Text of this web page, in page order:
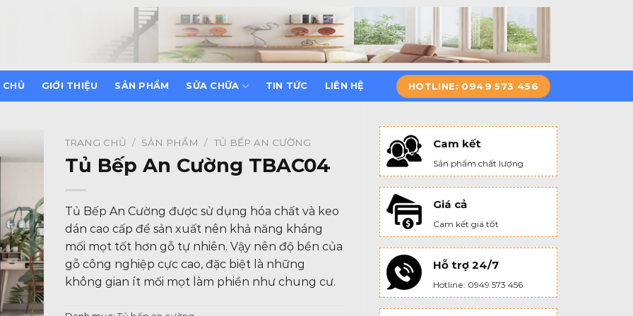
GIỚI THIỆU SẢN PHẨM SỬA CHỮA TIN TỨC LIÊN HỆ HOTLINE: 0949 573 456
Cam kết
Sản phẩm chất lượng
Giá cả
Cam kết giá tốt
Hỗ trợ 24/7
Hotline: 0949 573 456
TRANG CHỦ / SẢN PHẨM / TỦ BẾP AN CƯỜNG
Tủ Bếp An Cường TBAC04
Tủ Bếp An Cường được sử dụng hóa chất và keo
dán cao cấp để sản xuất nên khả năng kháng
mối mọt tốt hơn gỗ tự nhiên. Vậy nên độ bền của
gỗ công nghiệp cực cao, đặc biệt là những
không gian ít mối mọt làm phiền như chung cư.